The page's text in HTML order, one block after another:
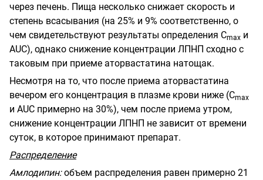
через печень. Пища несколько снижает скорость и
степень всасывания (на 25% и 9% соответственно, о
чем свидетельствуют результаты определения Сmах и
AUC), однако снижение концентрации ЛПНП сходно с
таковым при приеме аторвастатина натощак.
Несмотря на то, что после приема аторвастатина
вечером его концентрация в плазме крови ниже (Сmах
и AUC примерно на 30%), чем после приема утром,
снижение концентрации ЛПНП не зависит от времени
суток, в которое принимают препарат.
Распределение
Амлодипин:объем распределения равен примерно 21